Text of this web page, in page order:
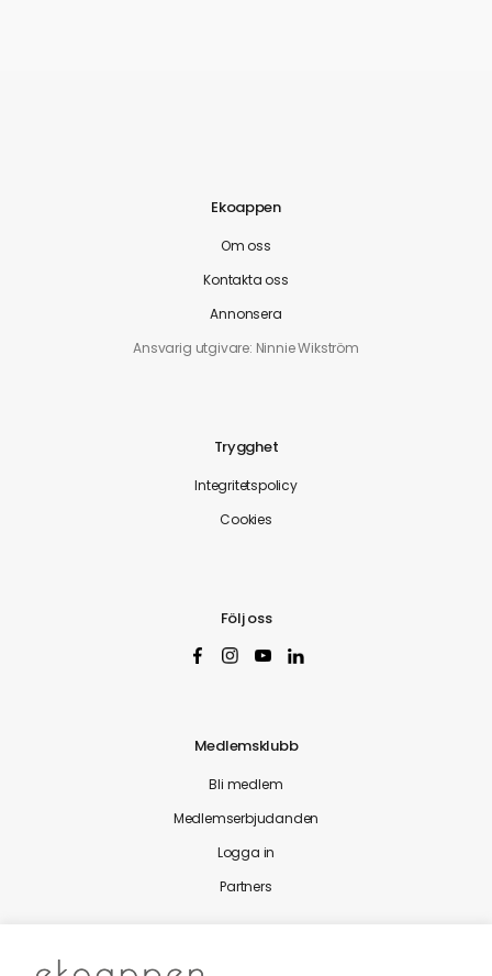
Ekoappen
Om oss
Kontakta oss
Annonsera
Ansvarig utgivare: Ninnie Wikström
Trygghet
Integritetspolicy
Cookies
Följ oss
Medlemsklubb
Bli medlem
Medlemserbjudanden
Logga in
Partners